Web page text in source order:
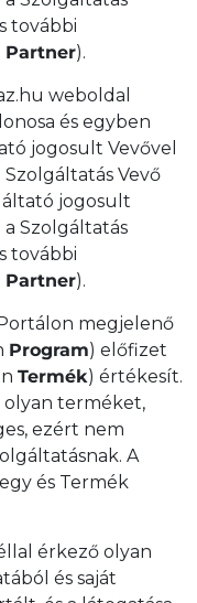
további
Partner).
weboldal
és egyben
jogosult Vevővel
Vevő
jogosult
Szolgáltatás
további
Partner).
megjelenő
Program) előfizet
Termék) értékesít.
terméket,
ezért nem
A
és Termék
érkező olyan
és saját